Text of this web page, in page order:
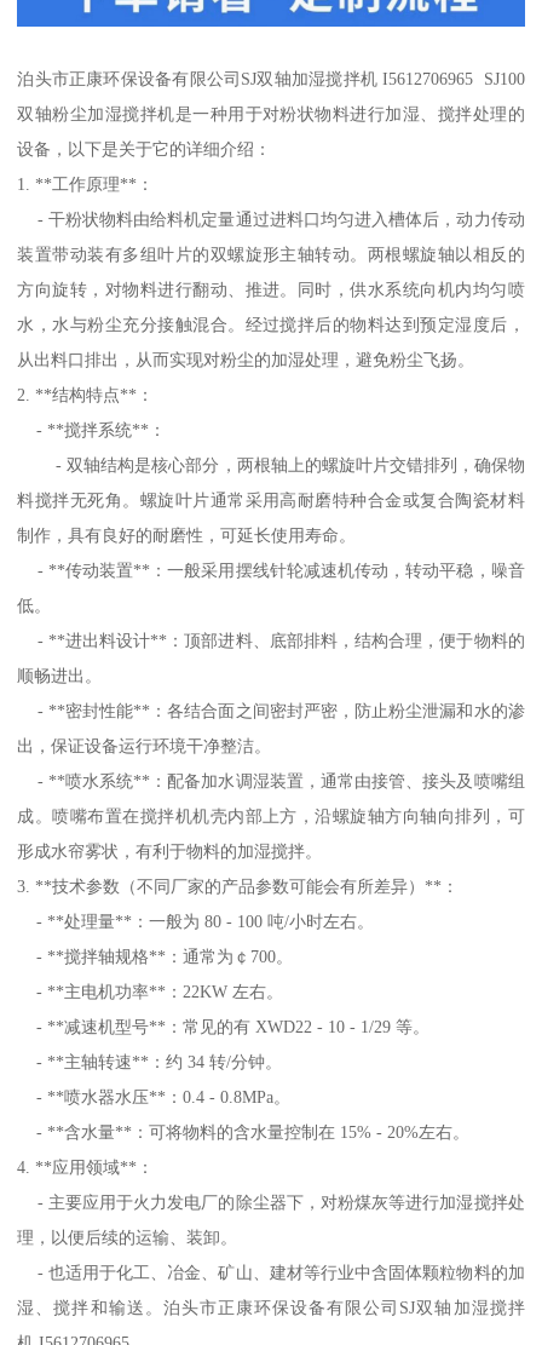
泊头市正康环保设备有限公司SJ双轴加湿搅拌机 I5612706965 SJ100
双轴粉尘加湿搅拌机是一种用于对粉状物料进行加湿、搅拌处理的
设备，以下是关于它的详细介绍：
1. **工作原理**：
- 干粉状物料由给料机定量通过进料口均匀进入槽体后，动力传动
装置带动装有多组叶片的双螺旋形主轴转动。两根螺旋轴以相反的
方向旋转，对物料进行翻动、推进。同时，供水系统向机内均匀喷
水，水与粉尘充分接触混合。经过搅拌后的物料达到预定湿度后，
从出料口排出，从而实现对粉尘的加湿处理，避免粉尘飞扬。
2. **结构特点**：
- **搅拌系统**：
- 双轴结构是核心部分，两根轴上的螺旋叶片交错排列，确保物
料搅拌无死角。螺旋叶片通常采用高耐磨特种合金或复合陶瓷材料
制作，具有良好的耐磨性，可延长使用寿命。
- **传动装置**：一般采用摆线针轮减速机传动，转动平稳，噪音
低。
- **进出料设计**：顶部进料、底部排料，结构合理，便于物料的
顺畅进出。
- **密封性能**：各结合面之间密封严密，防止粉尘泄漏和水的渗
出，保证设备运行环境干净整洁。
- **喷水系统**：配备加水调湿装置，通常由接管、接头及喷嘴组
成。喷嘴布置在搅拌机机壳内部上方，沿螺旋轴方向轴向排列，可
形成水帘雾状，有利于物料的加湿搅拌。
3. **技术参数（不同厂家的产品参数可能会有所差异）**：
- **处理量**：一般为 80 - 100 吨/小时左右。
- **搅拌轴规格**：通常为￠700。
- **主电机功率**：22KW 左右。
- **减速机型号**：常见的有 XWD22 - 10 - 1/29 等。
- **主轴转速**：约 34 转/分钟。
- **喷水器水压**：0.4 - 0.8MPa。
- **含水量**：可将物料的含水量控制在 15% - 20%左右。
4. **应用领域**：
- 主要应用于火力发电厂的除尘器下，对粉煤灰等进行加湿搅拌处
理，以便后续的运输、装卸。
- 也适用于化工、冶金、矿山、建材等行业中含固体颗粒物料的加
湿、搅拌和输送。泊头市正康环保设备有限公司SJ双轴加湿搅拌